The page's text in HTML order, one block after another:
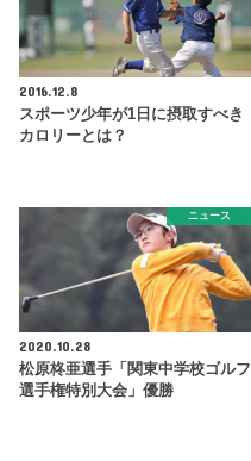
2016.12.8
スポーツ少年が1日に摂取すべき
カロリーとは？
ニュース
2020.10.28
松原柊亜選手「関東中学校ゴルフ
選手権特別大会」優勝